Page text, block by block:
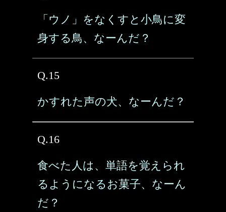
「ウノ」をなくすと小鳥に変
身する鳥、なーんだ？
Q.15
かすれた声の犬、なーんだ？
Q.16
食べた人は、単語を覚えられ
るようになるお菓子、なーん
だ？